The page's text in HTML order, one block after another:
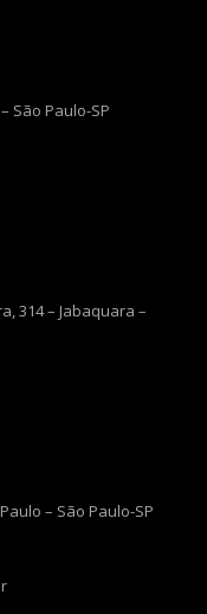
São Paulo-SP
314 – Jabaquara –
– São Paulo-SP